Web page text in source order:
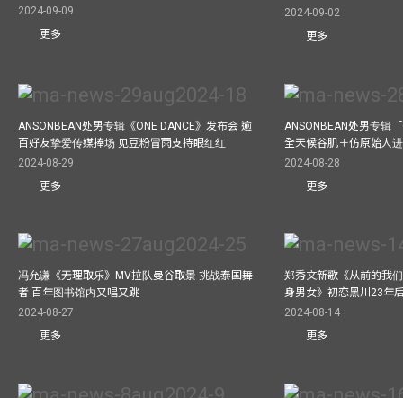
2024-09-09
更多
2024-09-02
更多
ANSONBEAN处男专辑《ONE DANCE》发布会 逾
百好友挚爱传媒捧场 见豆粉冒雨支持眼红红
2024-08-29
更多
ANSONBEAN处男专辑
全天候谷肌＋仿原始人
2024-08-28
更多
冯允谦《无理取乐》MV拉队曼谷取景 挑战泰国舞
者 百年图书馆内又唱又跳
2024-08-27
更多
郑秀文新歌《从前的我
身男女》初恋黑川23年
2024-08-14
更多